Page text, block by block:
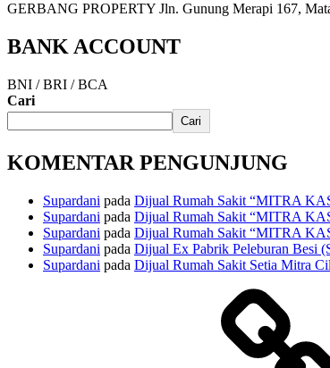
GERBANG PROPERTY Jln. Gunung Merapi 167,
BANK ACCOUNT
BNI / BRI / BCA
Cari
Cari
KOMENTAR PENGUNJUNG
Supardani pada Dijual Rumah Sakit “MITRA
Supardani pada Dijual Rumah Sakit “MITRA
Supardani pada Dijual Rumah Sakit “MITRA
Supardani pada Dijual Ex Pabrik Peleburan Besi
Supardani pada Dijual Rumah Sakit Setia Mitra